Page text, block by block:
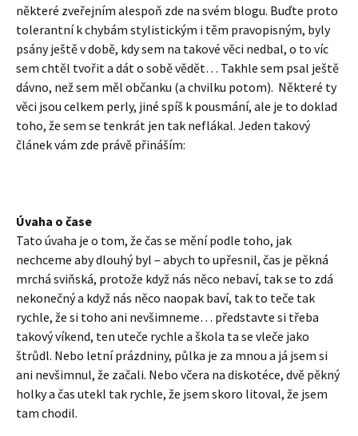
některé zveřejním alespoň zde na svém blogu. Buďte proto
tolerantní k chybám stylistickým i těm pravopisným, byly
psány ještě v době, kdy sem na takové věci nedbal, o to víc
sem chtěl tvořit a dát o sobě vědět… Takhle sem psal ještě
dávno, než sem měl občanku (a chvilku potom). Některé ty
věci jsou celkem perly, jiné spíš k pousmání, ale je to doklad
toho, že sem se tenkrát jen tak neflákal. Jeden takový
článek vám zde právě přináším:
Úvaha o čase
Tato úvaha je o tom, že čas se mění podle toho, jak
nechceme aby dlouhý byl – abych to upřesnil, čas je pěkná
mrchá sviňská, protože když nás něco nebaví, tak se to zdá
nekonečný a když nás něco naopak baví, tak to teče tak
rychle, že si toho ani nevšimneme… představte si třeba
takový víkend, ten uteče rychle a škola ta se vleče jako
štrůdl. Nebo letní prázdniny, půlka je za mnou a já jsem si
ani nevšimnul, že začali. Nebo včera na diskotéce, dvě pěkný
holky a čas utekl tak rychle, že jsem skoro litoval, že jsem
tam chodil.